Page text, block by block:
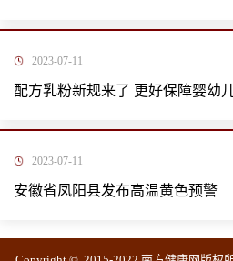
2023-07-11
配方乳粉新规来了 更好保障婴幼
2023-07-11
安徽省凤阳县发布高温黄色预警